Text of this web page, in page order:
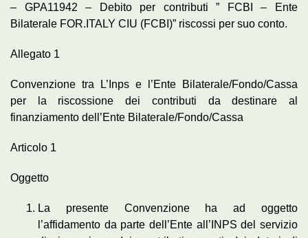
– GPA11942 – Debito per contributi ” FCBI – Ente
Bilaterale FOR.ITALY CIU (FCBI)” riscossi per suo conto.
Allegato 1
Convenzione tra L’Inps e l’Ente Bilaterale/Fondo/Cassa
per la riscossione dei contributi da destinare al
finanziamento dell’Ente Bilaterale/Fondo/Cassa
Articolo 1
Oggetto
La presente Convenzione ha ad oggetto
l’affidamento da parte dell’Ente all’INPS del servizio